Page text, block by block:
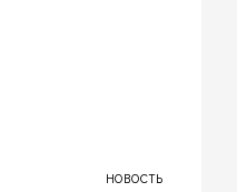
НОВОСТЬ